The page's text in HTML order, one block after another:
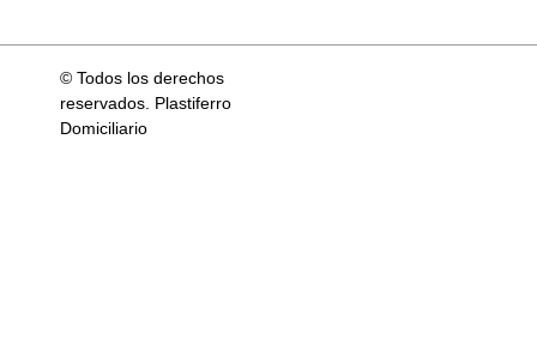
© Todos los derechos
reservados. Plastiferro
Domiciliario